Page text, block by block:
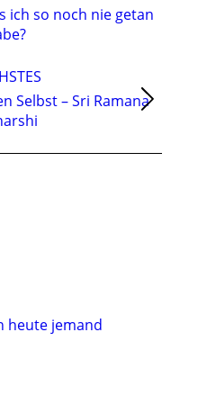
Vorheriger
Beitrag:
ich so noch nie getan
Nächster
Beitrag:
Selbst – Sri Ramana
heute jemand